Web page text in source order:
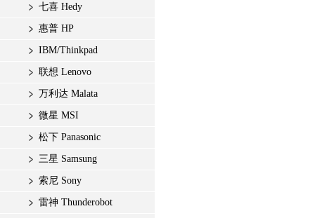
七喜 Hedy
惠普 HP
IBM/Thinkpad
联想 Lenovo
万利达 Malata
微星 MSI
松下 Panasonic
三星 Samsung
索尼 Sony
雷神 Thunderobot